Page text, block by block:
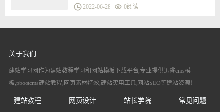
2022-06-28 0阅读
关于我们
建站学习网作为建站教程学习和网站模板下载平台,专业提供迅睿cms模
板,pbootcms建站教程,网页素材特效,建站实用工具,网站SEO等建站资源！
建站教程 网页设计 站长学院 常见问题